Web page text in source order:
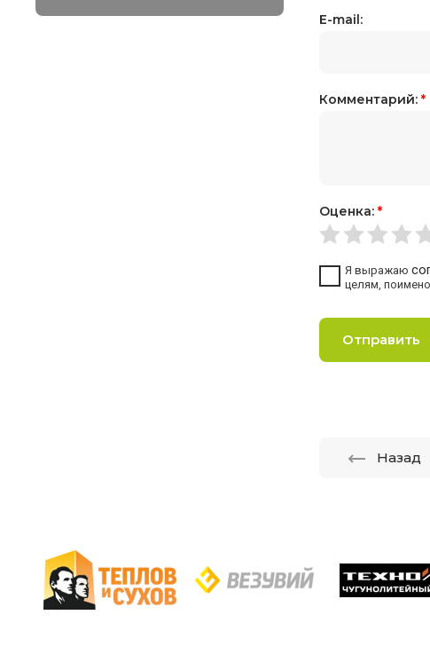
E-mail:
Комментарий: *
Оценка: *
Я выражаю
целям,
Отправить
Назад